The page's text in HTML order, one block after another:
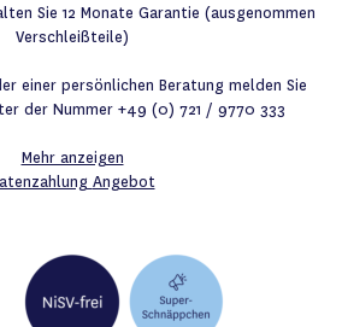
Sie 12 Monate Garantie (ausgenommen
Verschleißteile)
einer persönlichen Beratung melden Sie
der Nummer +49 (0) 721 / 9770 333
Mehr anzeigen
Angebot